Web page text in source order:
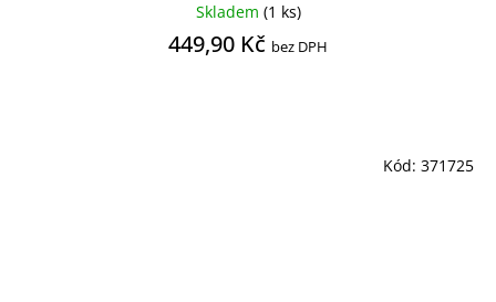
Skladem (1 ks)
449,90 Kč bez DPH
Kód: 371725